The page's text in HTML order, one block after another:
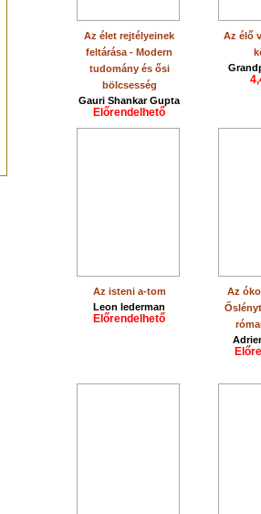
Az élet rejtélyeinek
feltárása - Modern
tudomány és ősi
bölcsesség
Gauri Shankar Gupta
Előrendelhető
Az élő
Az isteni a-tom
Leon lederman
Előrendelhető
Az